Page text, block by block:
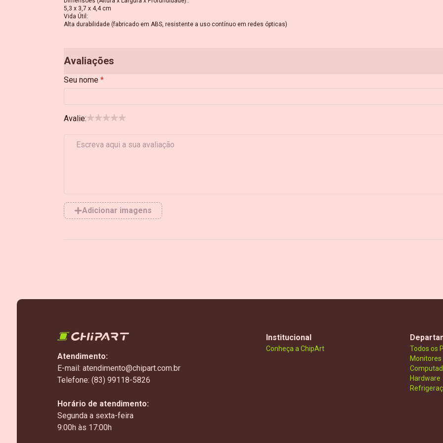
5,3 x 3,7 x 4,4 cm
Vida Útil :
Alta durabilidade (fabricado em ABS, resistente a uso contínuo em redes ópticas)
Avaliações
Seu nome
Avalie:
Adicionar imagens
Atendimento:
E-mail: atendimento@chipart.com.br
Telefone: (83) 99118-5826
Horário de atendimento:
Segunda a sexta-feira
9:00h às 17:00h
Institucional
Conheça a ChipArt
Todos os
Monitores
Hardware